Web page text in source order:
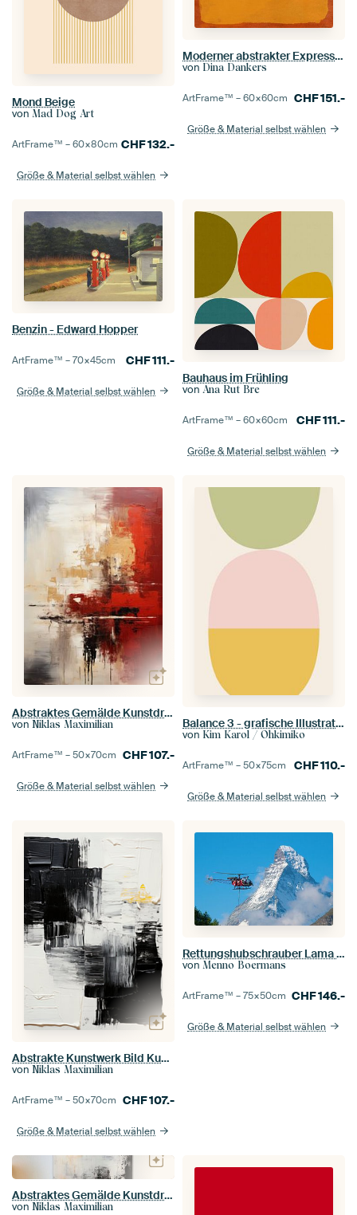
Mond Beige
von Mad Dog Art
ArtFrame™ –60×80cm CHF132.-
Größe & Material selbst wählen
Moderner abstrakter Expressionismus. Rosa und Gelb auf Orange.
von Dina Dankers
ArtFrame™ –60×60cm CHF151.-
Größe & Material selbst wählen
Benzin - Edward Hopper
ArtFrame™ –70×45cm CHF111.-
Größe & Material selbst wählen
Bauhaus im Frühling
von Ana Rut Bre
ArtFrame™ –60×60cm CHF111.-
Größe & Material selbst wählen
Abstraktes Gemälde Kunstdruck Modern Rot, Gelb und Weiß
von Niklas Maximilian
ArtFrame™ –50×70cm CHF107.-
Größe & Material selbst wählen
Balance 3 - grafische Illustration in sanften Farben
von Kim Karol / Ohkimiko
ArtFrame™ –50×75cm CHF110.-
Größe & Material selbst wählen
Abstrakte Kunstwerk Bild Kunstdruck Gemälde Schwarz Weiß
von Niklas Maximilian
ArtFrame™ –50×70cm CHF107.-
Größe & Material selbst wählen
Rettungshubschrauber Lama und Matterhorn
von Menno Boermans
ArtFrame™ –75×50cm CHF146.-
Größe & Material selbst wählen
Abstraktes Gemälde Kunstdruck Modern Schwarz Weiß
von Niklas Maximilian